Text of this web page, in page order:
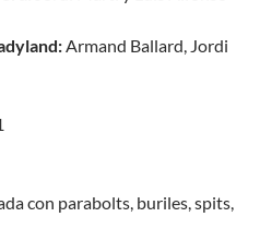
Armand Ballard, Jordi
con parabolts, buriles, spits,